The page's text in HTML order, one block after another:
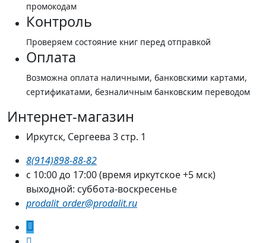
промокодам
Контроль
Проверяем состояние книг перед отправкой
Оплата
Возможна оплата наличными, банковскими картами,
сертификатами, безналичным банковским переводом
Интернет-магазин
Иркутск, Сергеева 3 стр. 1
8(914)898-88-82
с 10:00 до 17:00 (время иркутское +5 мск)
выходной: суббота-воскресенье
prodalit_order@prodalit.ru